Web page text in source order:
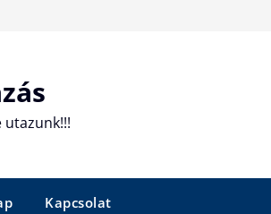
utazunk!!!
Kapcsolat